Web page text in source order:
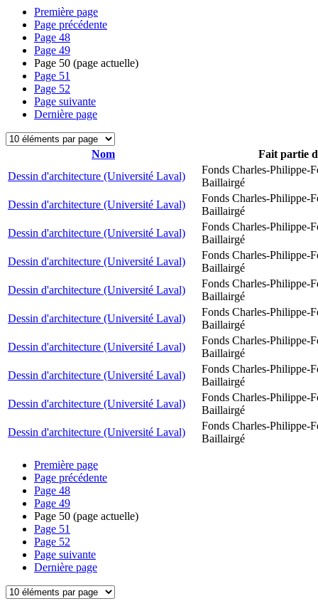
Première page
Page précédente
Page 48
Page 49
Page 50 (page actuelle)
Page 51
Page 52
Page suivante
Dernière page
Nom
Fait partie
Dessin d'architecture (Université Laval)
Fonds Charles-Philippe-
Baillairgé
Dessin d'architecture (Université Laval)
Fonds Charles-Philippe-
Baillairgé
Dessin d'architecture (Université Laval)
Fonds Charles-Philippe-
Baillairgé
Dessin d'architecture (Université Laval)
Fonds Charles-Philippe-
Baillairgé
Dessin d'architecture (Université Laval)
Fonds Charles-Philippe-
Baillairgé
Dessin d'architecture (Université Laval)
Fonds Charles-Philippe-
Baillairgé
Dessin d'architecture (Université Laval)
Fonds Charles-Philippe-
Baillairgé
Dessin d'architecture (Université Laval)
Fonds Charles-Philippe-
Baillairgé
Dessin d'architecture (Université Laval)
Fonds Charles-Philippe-
Baillairgé
Dessin d'architecture (Université Laval)
Fonds Charles-Philippe-
Baillairgé
Première page
Page précédente
Page 48
Page 49
Page 50 (page actuelle)
Page 51
Page 52
Page suivante
Dernière page